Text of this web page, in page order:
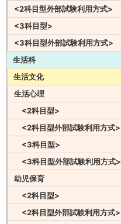
<2科目型外部試験利用方式>
<3科目型>
<3科目型外部試験利用方式>
生活科
生活文化
生活心理
<2科目型>
<2科目型外部試験利用方式>
<3科目型>
<3科目型外部試験利用方式>
幼児保育
<2科目型>
<2科目型外部試験利用方式>